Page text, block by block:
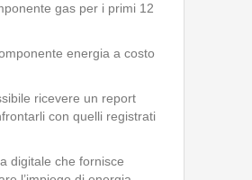
gas per i primi 12
energia a costo
ricevere un report
con quelli registrati
digitale che fornisce